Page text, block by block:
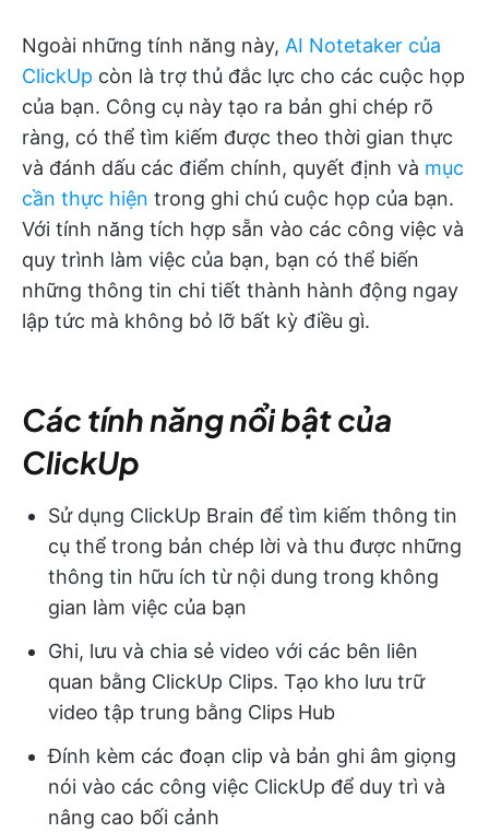
Ngoài những tính năng này, AI Notetaker của
ClickUp còn là trợ thủ đắc lực cho các cuộc họp
của bạn. Công cụ này tạo ra bản ghi chép rõ
ràng, có thể tìm kiếm được theo thời gian thực
và đánh dấu các điểm chính, quyết định và mục
cần thực hiện trong ghi chú cuộc họp của bạn.
Với tính năng tích hợp sẵn vào các công việc và
quy trình làm việc của bạn, bạn có thể biến
những thông tin chi tiết thành hành động ngay
lập tức mà không bỏ lỡ bất kỳ điều gì.
Các tính năng nổi bật của
ClickUp
Sử dụng ClickUp Brain để tìm kiếm thông tin
cụ thể trong bản chép lời và thu được những
thông tin hữu ích từ nội dung trong không
gian làm việc của bạn
Ghi, lưu và chia sẻ video với các bên liên
quan bằng ClickUp Clips. Tạo kho lưu trữ
video tập trung bằng Clips Hub
Đính kèm các đoạn clip và bản ghi âm giọng
nói vào các công việc ClickUp để duy trì và
nâng cao bối cảnh